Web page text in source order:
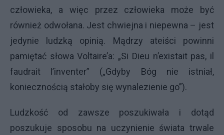
człowieka, a więc przez człowieka może być
również odwołana. Jest chwiejna i niepewna – jest
jedynie ludzką opinią. Mądrzy ateiści powinni
pamiętać słowa Voltaire’a: „Si Dieu n’existait pas, il
faudrait l’inventer” („Gdyby Bóg nie istniał,
koniecznością stałoby się wynalezienie go”).
Ludzkość od zawsze poszukiwała i dotąd
poszukuje sposobu na uczynienie świata trwale